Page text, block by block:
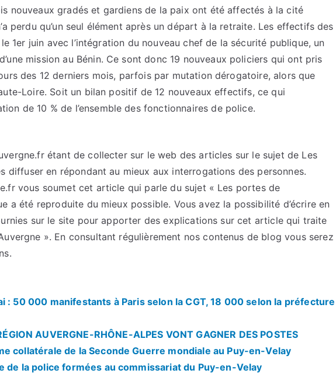
nouveaux gradés et gardiens de la paix ont été affectés à la cité
perdu qu’un seul élément après un départ à la retraite. Les effectifs des
1er juin avec l’intégration du nouveau chef de la sécurité publique, un
mission au Bénin. Ce sont donc 19 nouveaux policiers qui ont pris
des 12 derniers mois, parfois par mutation dérogatoire, alors que
Loire. Soit un bilan positif de 12 nouveaux effectifs, ce qui
de 10 % de l’ensemble des fonctionnaires de police.
étant de collecter sur le web des articles sur le sujet de Les
diffuser en répondant au mieux aux interrogations des personnes.
vous soumet cet article qui parle du sujet « Les portes de
a été reproduite du mieux possible. Vous avez la possibilité d’écrire en
sur le site pour apporter des explications sur cet article qui traite
». En consultant régulièrement nos contenus de blog vous serez
: 50 000 manifestants à Paris selon la CGT, 18 000 selon la préfecture
AUVERGNE-RHÔNE-ALPES VONT GAGNER DES POSTES
collatérale de la Seconde Guerre mondiale au Puy-en-Velay
de la police formées au commissariat du Puy-en-Velay